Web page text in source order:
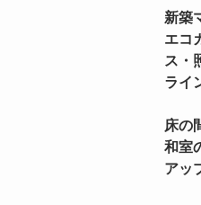
新築
エコ
ス・
ライ
床の
和室
アッ